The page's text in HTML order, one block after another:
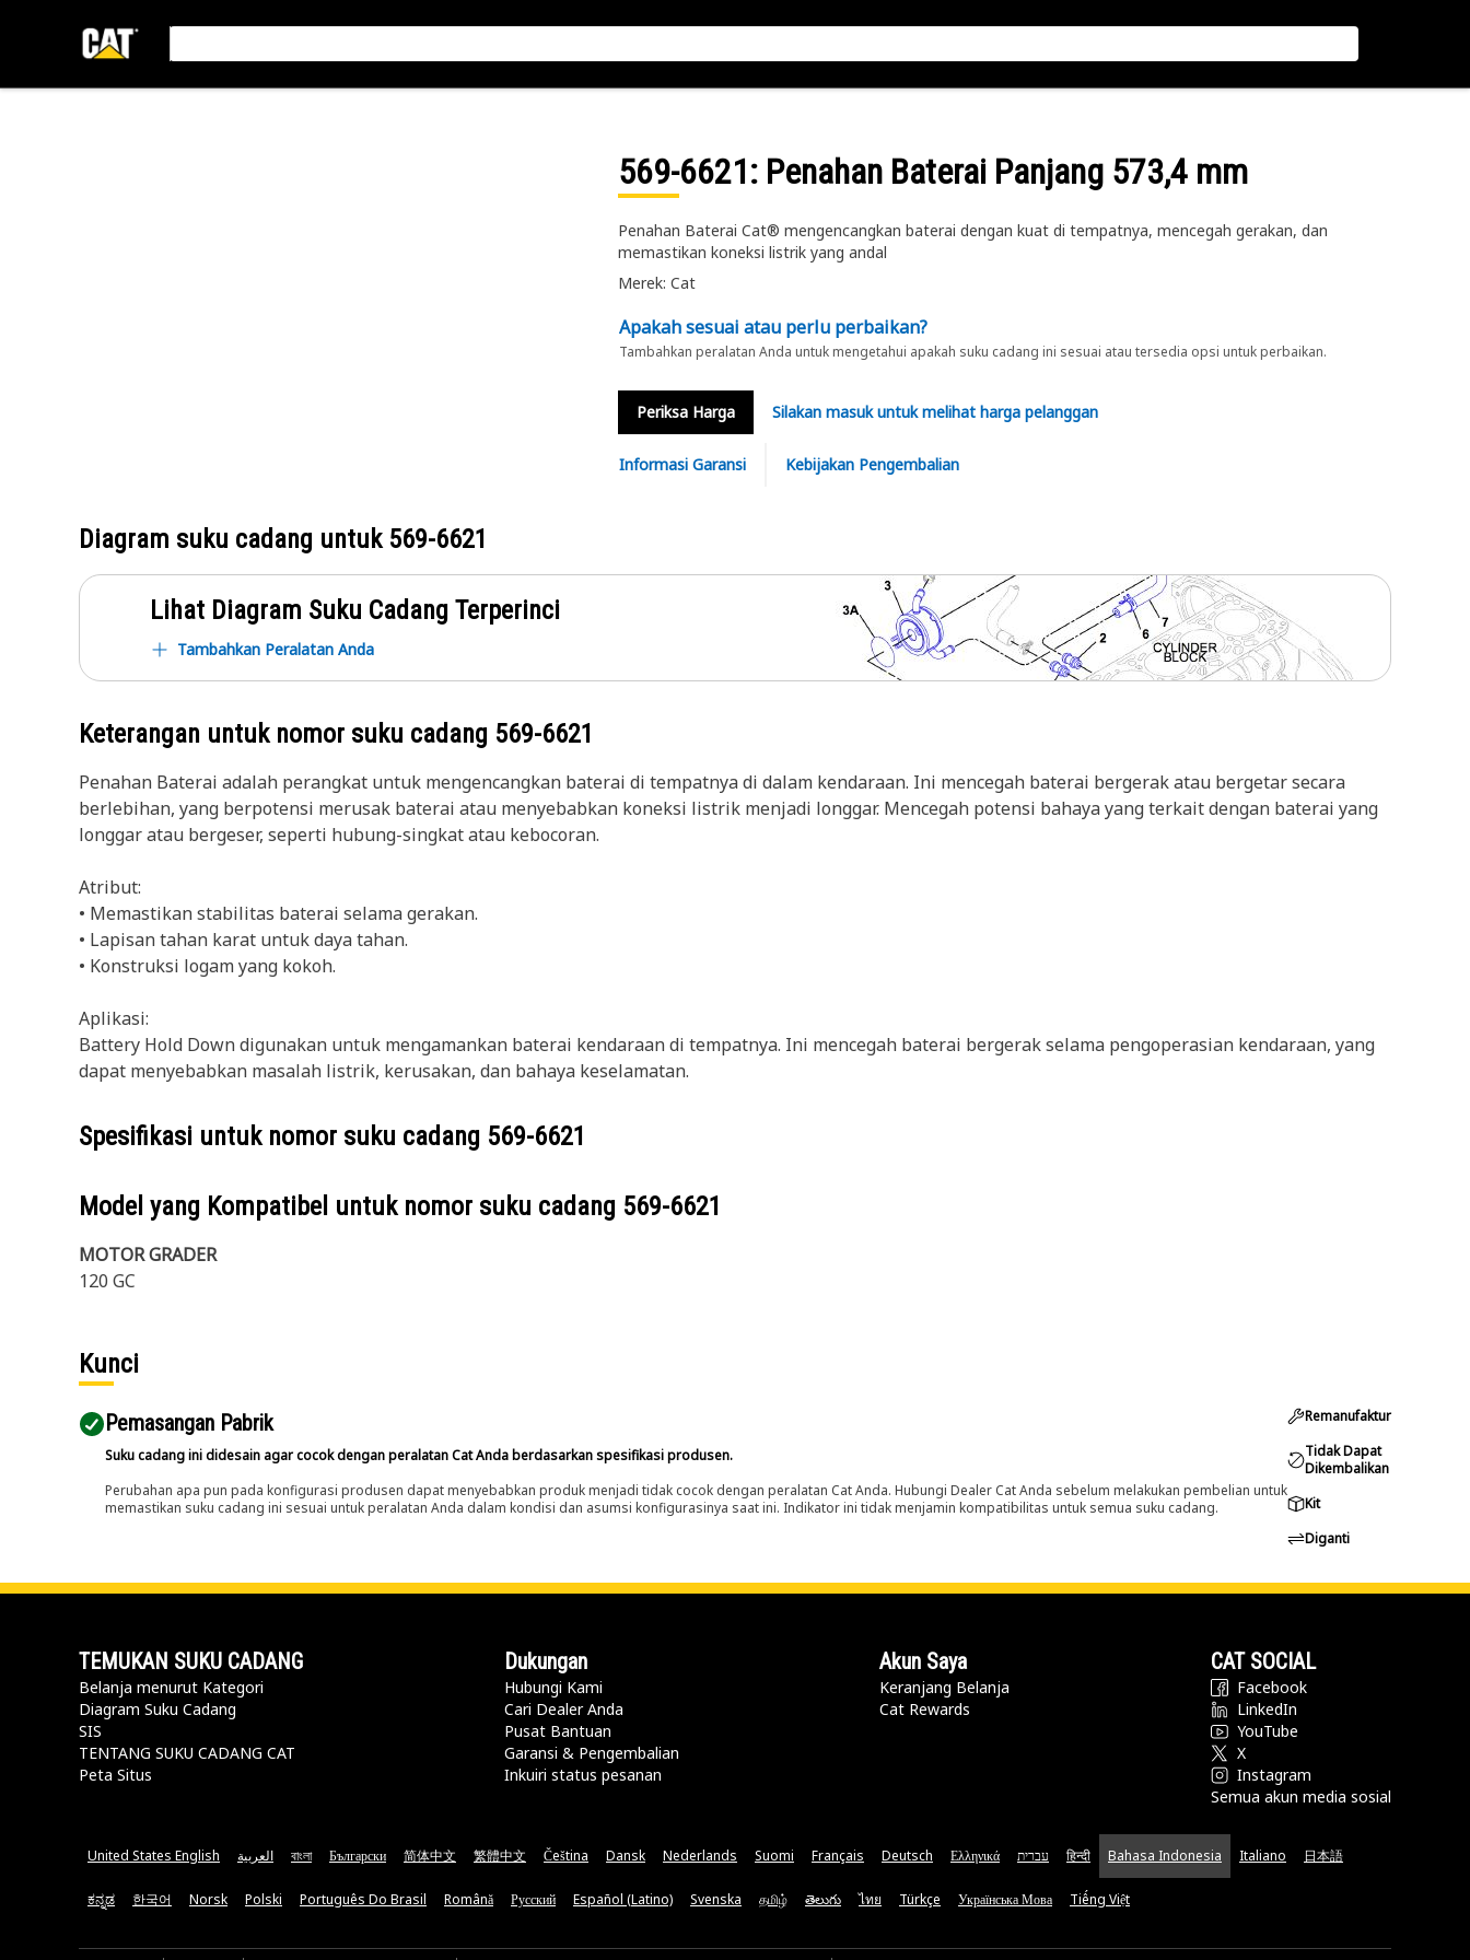
569-6621: Penahan Baterai Panjang 573,4 mm
Penahan Baterai Cat® mengencangkan baterai dengan kuat di tempatnya, mencegah gerakan, dan
memastikan koneksi listrik yang andal
Merek: Cat
Apakah sesuai atau perlu perbaikan?
Tambahkan peralatan Anda untuk mengetahui apakah suku cadang ini sesuai atau tersedia opsi untuk perbaikan.
Periksa Harga Silakan masuk untuk melihat harga pelanggan
Informasi Garansi Kebijakan Pengembalian
Diagram suku cadang untuk 569-6621
Lihat Diagram Suku Cadang Terperinci
Tambahkan Peralatan Anda
Keterangan untuk nomor suku cadang 569-6621
Penahan Baterai adalah perangkat untuk mengencangkan baterai di tempatnya di dalam kendaraan. Ini mencegah baterai bergerak atau bergetar secara
berlebihan, yang berpotensi merusak baterai atau menyebabkan koneksi listrik menjadi longgar. Mencegah potensi bahaya yang terkait dengan baterai yang
longgar atau bergeser, seperti hubung-singkat atau kebocoran.
Atribut:
• Memastikan stabilitas baterai selama gerakan.
• Lapisan tahan karat untuk daya tahan.
• Konstruksi logam yang kokoh.
Aplikasi:
Battery Hold Down digunakan untuk mengamankan baterai kendaraan di tempatnya. Ini mencegah baterai bergerak selama pengoperasian kendaraan, yang
dapat menyebabkan masalah listrik, kerusakan, dan bahaya keselamatan.
Spesifikasi untuk nomor suku cadang 569-6621
Model yang Kompatibel untuk nomor suku cadang 569-6621
MOTOR GRADER
120 GC
Kunci
Pemasangan Pabrik
Suku cadang ini didesain agar cocok dengan peralatan Cat Anda berdasarkan spesifikasi produsen.
Perubahan apa pun pada konfigurasi produsen dapat menyebabkan produk menjadi tidak cocok dengan peralatan Cat Anda. Hubungi Dealer Cat Anda sebelum melakukan pembelian untuk
memastikan suku cadang ini sesuai untuk peralatan Anda dalam kondisi dan asumsi konfigurasinya saat ini. Indikator ini tidak menjamin kompatibilitas untuk semua suku cadang.
Remanufaktur
Tidak Dapat
Dikembalikan
Kit
Diganti
TEMUKAN SUKU CADANG
Belanja menurut Kategori
Diagram Suku Cadang
SIS
TENTANG SUKU CADANG CAT
Peta Situs
Dukungan
Hubungi Kami
Cari Dealer Anda
Pusat Bantuan
Garansi & Pengembalian
Inkuiri status pesanan
Akun Saya
Keranjang Belanja
Cat Rewards
CAT SOCIAL
Facebook
LinkedIn
YouTube
X
Instagram
Semua akun media sosial
United States English العربية বাংলা Български 简体中文 繁體中文 Čeština Dansk Nederlands Suomi Français Deutsch Ελληνικά עברית हिन्दी Bahasa Indonesia Italiano 日本語
ಕನ್ನಡ 한국어 Norsk Polski Português Do Brasil Română Русский Español (Latino) Svenska தமிழ் తెలుగు ไทย Türkçe Українська Мова Tiếng Việt